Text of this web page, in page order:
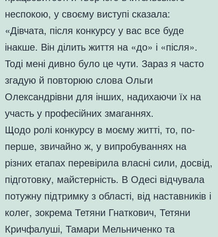
неспокою, у своєму виступі сказала:
«Дівчата, після конкурсу у вас все буде
інакше. Він ділить життя на «до» і «після».
Тоді мені дивно було це чути. Зараз я часто
згадую й повторюю слова Ольги
Олександрівни для інших, надихаючи їх на
участь у професійних змаганнях.
Щодо ролі конкурсу в моєму житті, то, по-
перше, звичайно ж, у випробуваннях на
різних етапах перевірила власні сили, досвід,
підготовку, майстерність. В Одесі відчувала
потужну підтримку з області, від наставників і
колег, зокрема Тетяни Гнаткович, Тетяни
Кричфалуші, Тамари Мельниченко та